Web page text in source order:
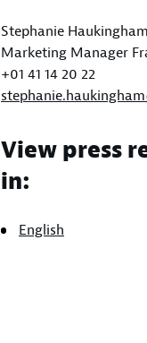
Stephanie Haukingham
Marketing Manager
+01 41 14 20 22
View press
in:
English